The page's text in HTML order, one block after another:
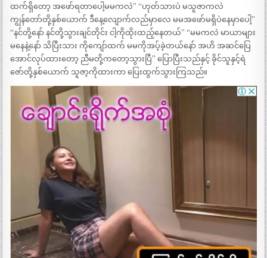
ထက်ရှိတော့ အဖော်ရတာပေါ့မမကလဲ” “ဟုတ်သားပဲ မသူဇာကလဲ
ကျွန်တော်တို့နှစ်ယောက် ဒီနေ့လျောက်လည်မှာလေ မမအဖော်မရှိပဲနေမှာပေါ့”
“နင်တို့နော် နင်တို့သွားချင်တိုင်း ငါ့ကိုထိုးထည့်နေတယ်” “မမကလဲ မာယာများ
မနေနဲ့နော် သိပြီးသား ကိုကျော်ထက် မမကိုအပ့်ခဲ့တယ်နော် အဟိ အဆင်ပြေ
အောင်လုပ်ထားတော့ ညီမတို့ကတော့သွားပြီ” ပြောပြီးသည်နှင့် ခိုင်သူနှင့်ရဲ
ဇော်တို့နှစ်ယောက် သူဇာ့ကိုထားကာ ပြေးထွက်သွားကြသည်။